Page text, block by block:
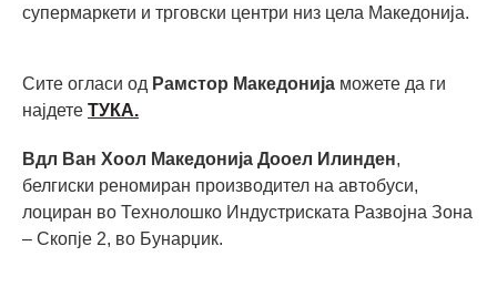
супермаркети и трговски центри низ цела Македонија.
Сите огласи од Рамстор Македонија можете да ги
најдете ТУКА.
Вдл Ван Хоол Македонија Дооел Илинден,
белгиски реномиран производител на автобуси,
лоциран во Технолошко Индустриската Развојна Зона
– Скопје 2, во Бунарџик.